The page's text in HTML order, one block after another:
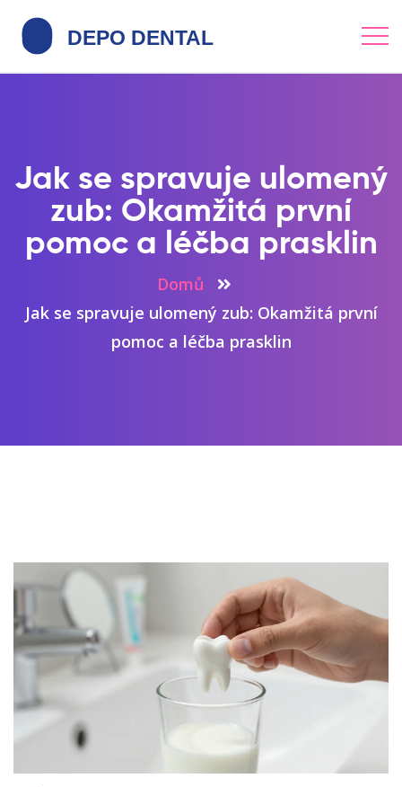
Jak se spravuje ulomený
zub: Okamžitá první
pomoc a léčba prasklin
Domů
Jak se spravuje ulomený zub: Okamžitá první
pomoc a léčba prasklin